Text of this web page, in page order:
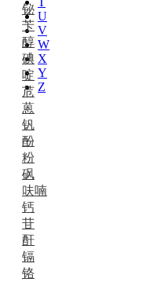
U
V
W
X
Y
Z
铋
苄
醇
碘
啶
苊
蒽
钒
酚
粉
砜
呋喃
钙
苷
酐
镉
铬